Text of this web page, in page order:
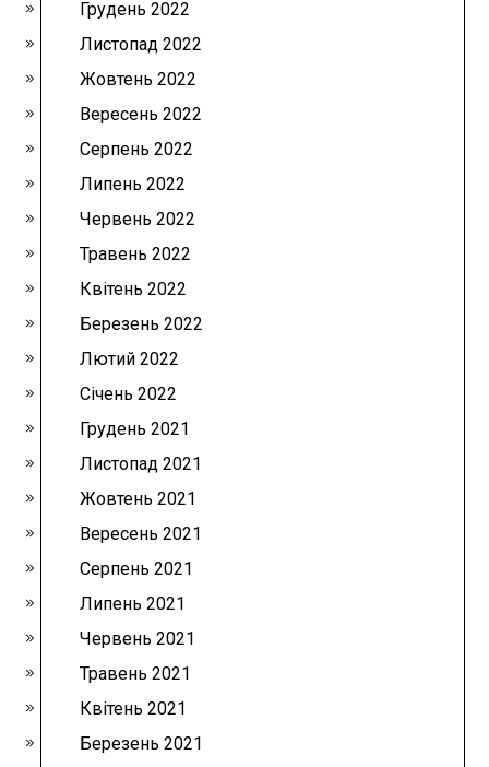
Грудень 2022
Листопад 2022
Жовтень 2022
Вересень 2022
Серпень 2022
Липень 2022
Червень 2022
Травень 2022
Квітень 2022
Березень 2022
Лютий 2022
Січень 2022
Грудень 2021
Листопад 2021
Жовтень 2021
Вересень 2021
Серпень 2021
Липень 2021
Червень 2021
Травень 2021
Квітень 2021
Березень 2021